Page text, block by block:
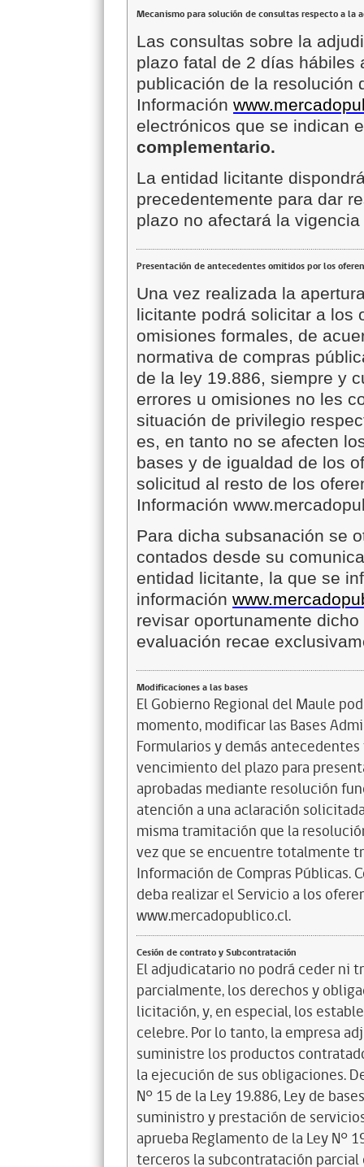
Mecanismo para solución de consultas respecto a la
Las consultas sobre la
plazo fatal de 2 días hábiles
publicación de la resolución
Información
electrónicos que se indican
complementario.
La entidad licitante
precedentemente para dar
plazo no afectará la
Presentación de antecedentes omitidos por los
Una vez realizada la
licitante podrá solicitar a los
omisiones formales, de
normativa de compras
de la ley 19.886, siempre y
errores u omisiones no les
situación de privilegio
es, en tanto no se afecten
bases y de igualdad de los
solicitud al resto de los
Información
Para dicha subsanación se
contados desde su
entidad licitante, la que se
información
revisar oportunamente
evaluación recae
Modificaciones a las bases
El Gobierno Regional del Maule
momento, modificar las Bases
Formularios y demás
vencimiento del plazo para
aprobadas mediante resolución
atención a una aclaración
misma tramitación que la
vez que se encuentre totalmente
Información de Compras Públicas.
deba realizar el Servicio a los
www.mercadopublico.cl.
Cesión de contrato y Subcontratación
El adjudicatario no podrá ceder ni
parcialmente, los derechos y
licitación, y, en especial, los
celebre. Por lo tanto, la empresa
suministre los productos
la ejecución de sus obligaciones.
N° 15 de la Ley 19.886, Ley de
suministro y prestación de
aprueba Reglamento de la Ley N°
terceros la subcontratación